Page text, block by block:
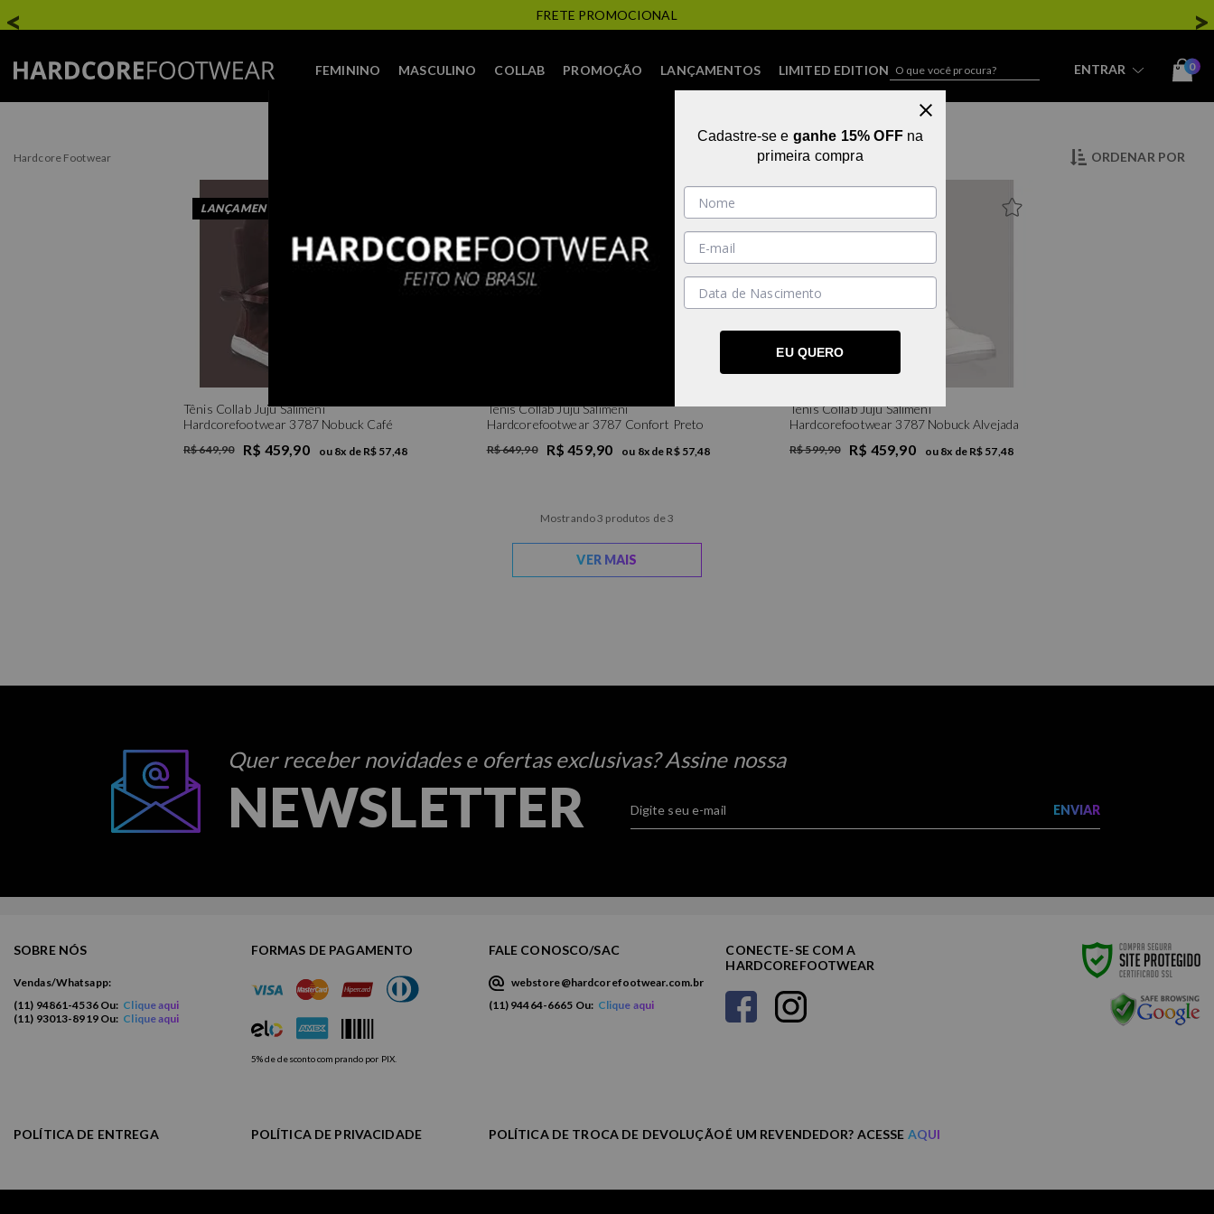
FRETE PROMOCIONAL
FEMININO MASCULINO COLLAB PROMOÇÃO LANÇAMENTOS LIMITED EDITION STREETWEAR ENTRAR 0
Hardcore Footwear ORDENAR POR
LANÇAMENTO
Tênis Collab Juju Salimeni
Hardcorefootwear 3787 Nobuck Café
R$ 649,90 R$ 459,90 ou 8x de R$ 57,48
Tênis Collab Juju Salimeni
Hardcorefootwear 3787 Confort Preto
R$ 649,90 R$ 459,90 ou 8x de R$ 57,48
Tênis Collab Juju Salimeni
Hardcorefootwear 3787 Nobuck Alvejada
R$ 599,90 R$ 459,90 ou 8x de R$ 57,48
Mostrando 3 produtos de 3
VER MAIS
Quer receber novidades e ofertas exclusivas? Assine nossa
NEWSLETTER ENVIAR
SOBRE NÓS
Vendas/Whatsapp:
(11) 94861-4536 Ou: Clique aqui
(11) 93013-8919 Ou: Clique aqui
FORMAS DE PAGAMENTO
5% de desconto comprando por PIX.
FALE CONOSCO/SAC
webstore@hardcorefootwear.com.br
(11) 94464-6665 Ou: Clique aqui
CONECTE-SE COM A
HARDCOREFOOTWEAR
POLÍTICA DE ENTREGA POLÍTICA DE PRIVACIDADE POLÍTICA DE TROCA DE DEVOLUÇÃOÉ UM REVENDEDOR? ACESSE AQUI
Cadastre-se e ganhe 15% OFFna
primeira compra
EU QUERO